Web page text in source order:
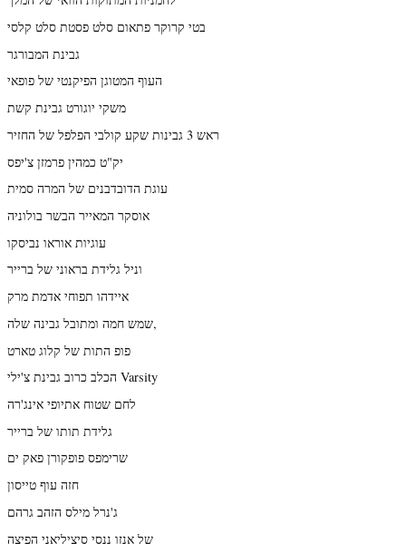
בטי קרוקר פתאום סלט פסטת סלט קלסי
גבינת המבורגר
העוף המטוגן הפיקנטי של פופאי
משקי יוגורט גבינת קשת
ראש 3 גבינות שקע קולבי הפלפל של החזיר
יק"ט כמהין פרמזן צ'יפס
עוגת הדובדבנים של המרה סמית
אוסקר המאייר הבשר בולוניה
עוגיות אוראו נביסקו
וניל גלידת בראוני של ברייר
איידהו תפוחי אדמת מרק
שמש חמה ומתובל גבינה שלה,
פופ התות של קלוג טארט
הכלב כרוב גבינת צ'ילי Varsity
לחם שטוח אתיופי אינג'רה
גלידת תותו של ברייר
שרימפס פופקורן פאק ים
חזה עוף טייסון
ג'נרל מילס הזהב גרהם
של אנזו ננסי סיציליאני הפיצה